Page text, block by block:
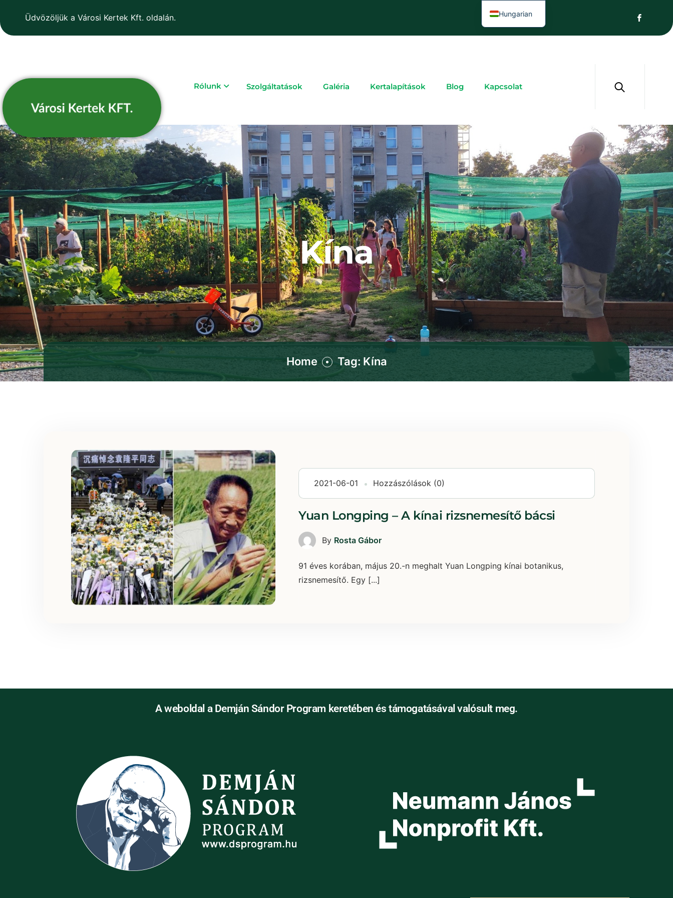
Üdvözöljük a Városi Kertek Kft. oldalán.
Rólunk Szolgáltatások Galéria Kertalapítások Blog Kapcsolat
Kína
Home Tag: Kína
2021-06-01 Hozzászólások (0)
Yuan Longping – A kínai rizsnemesítő bácsi
By Rosta Gábor
91 éves korában, május 20.-n meghalt Yuan Longping kínai botanikus,
rizsnemesítő. Egy [...]
A weboldal a Demján Sándor Program keretében és támogatásával valósult meg.
Hungarian